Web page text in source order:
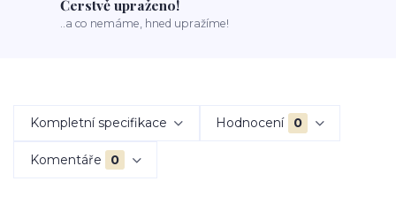
Čerstvě upraženo!
..a co nemáme, hned upražíme!
Kompletní specifikace Hodnocení 0
Komentáře 0